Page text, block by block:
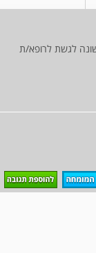
לגשת לרופא/ת